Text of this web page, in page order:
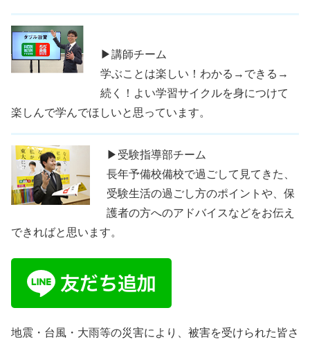
▶講師チーム
学ぶことは楽しい！わかる→できる→
続く！よい学習サイクルを身につけて
楽しんで学んでほしいと思っています。
▶受験指導部チーム
長年予備校備校で過ごして見てきた、
受験生活の過ごし方のポイントや、保
護者の方へのアドバイスなどをお伝え
できればと思います。
地震・台風・大雨等の災害により、被害を受けられた皆さ